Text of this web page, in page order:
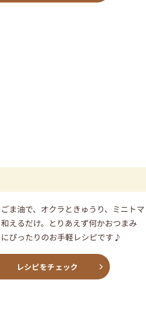
ま油で、オクラときゅうり、ミニトマ
えるだけ。とりあえず何かおつまみ
ぴったりのお手軽レシピです♪
レシピをチェック